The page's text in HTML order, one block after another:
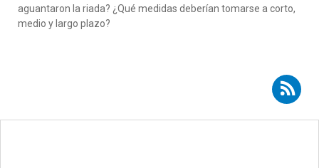
aguantaron la riada? ¿Qué medidas deberían tomarse a corto,
medio y largo plazo?
Suscribirse a RSS - Jaime Llinares